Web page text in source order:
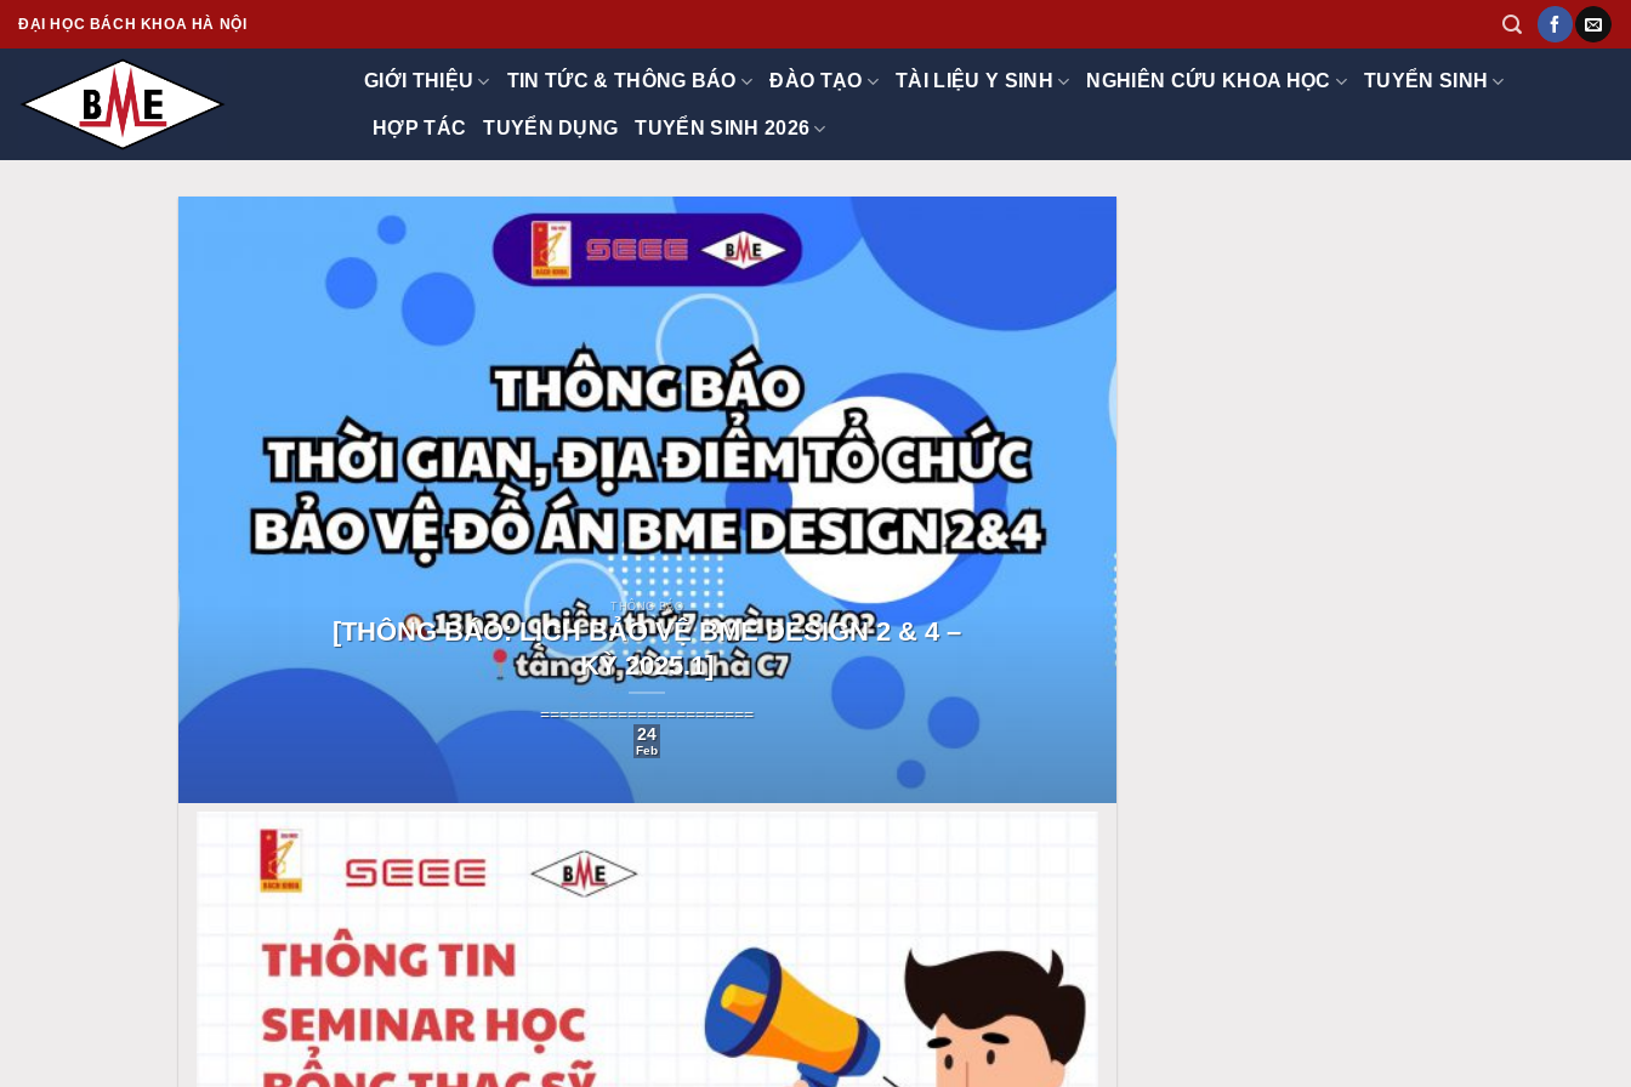
Skip
to
ĐẠI HỌC BÁCH KHOA HÀ NỘI
GIỚI THIỆU TIN TỨC & THÔNG BÁO ĐÀO TẠO TÀI LIỆU Y SINH NGHIÊN CỨU KHOA HỌC TUYỂN SINH
HỢP TÁC TUYỂN DỤNG TUYỂN SINH 2026
THÔNG BÁO
[THÔNG BÁO: LỊCH BẢO VỆ BME DESIGN 2 & 4 –
KỲ 2025.1]
======================
24
Feb